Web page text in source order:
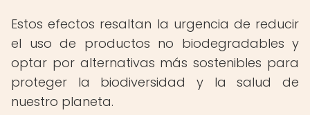
Estos efectos resaltan la urgencia de reducir
el uso de productos no biodegradables y
optar por alternativas más sostenibles para
proteger la biodiversidad y la salud de
nuestro planeta.